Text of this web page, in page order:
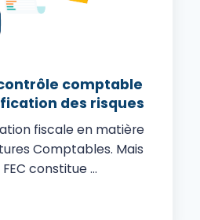
comptable
des risques
fiscale en matière
Comptables. Mais
constitue ...